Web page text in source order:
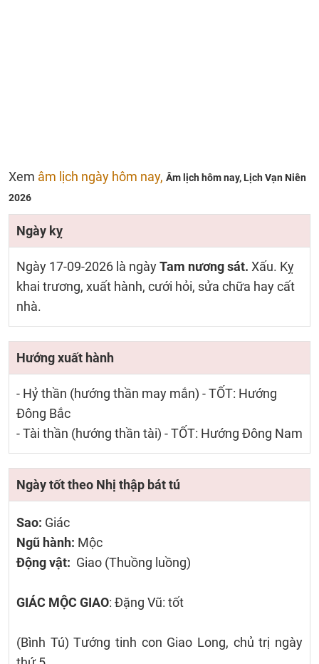
Xem âm lịch ngày hôm nay, Âm lịch hôm nay, Lịch Vạn Niên
2026
Ngày kỵ
Ngày 17-09-2026 là ngàyTam nương sát. Xấu. Kỵ
khai trương, xuất hành, cưới hỏi, sửa chữa hay cất
nhà.
Hướng xuất hành
- Hỷ thần (hướng thần may mắn) - TỐT: Hướng
Đông Bắc
- Tài thần (hướng thần tài) - TỐT: Hướng Đông Nam
Ngày tốt theo Nhị thập bát tú
Sao: Giác
Ngũ hành: Mộc
Động vật: Giao (Thuồng luồng)
GIÁC MỘC GIAO: Đặng Vũ: tốt
(Bình Tú) Tướng tinh con Giao Long, chủ trị ngày